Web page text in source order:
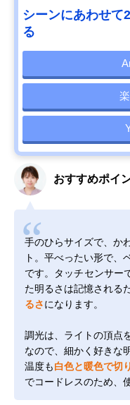
シーンにあわせて
る
おすすめポイ
手のひらサイズで、か
ト。平べったい形で、
です。タッチセンサー
た明るさは記憶される
るさになります。
調光は、ライトの頂点
なので、細かく好きな
温度も白色と暖色で切
でコードレスのため、